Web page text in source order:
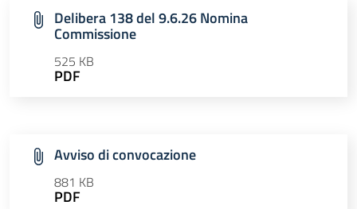
Delibera 138 del 9.6.26 Nomina
Commissione
525 KB
PDF
Avviso di convocazione
881 KB
PDF